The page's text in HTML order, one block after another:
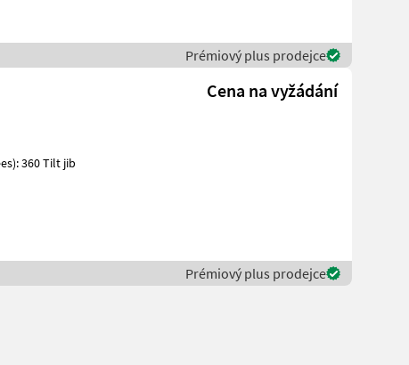
Prémiový plus prodejce
Cena na vyžádání
Prémiový plus prodejce